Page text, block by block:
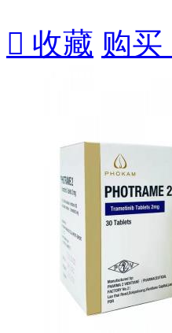
 收藏 购买